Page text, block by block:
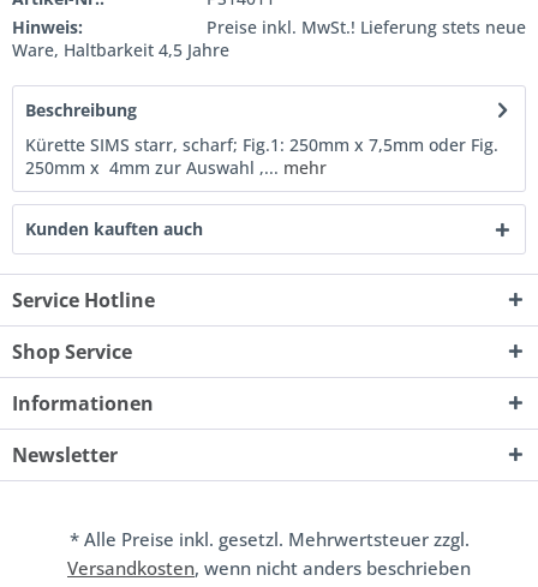
Hinweis:
Preise inkl. MwSt.! Lieferung stets neue
Ware, Haltbarkeit 4,5 Jahre
Beschreibung
Kürette SIMS starr, scharf; Fig.1: 250mm x 7,5mm oder Fig.
250mm x 4mm zur Auswahl ,... mehr
Kunden kauften auch
Service Hotline
Shop Service
Informationen
Newsletter
* Alle Preise inkl. gesetzl. Mehrwertsteuer zzgl.
Versandkosten, wenn nicht anders beschrieben